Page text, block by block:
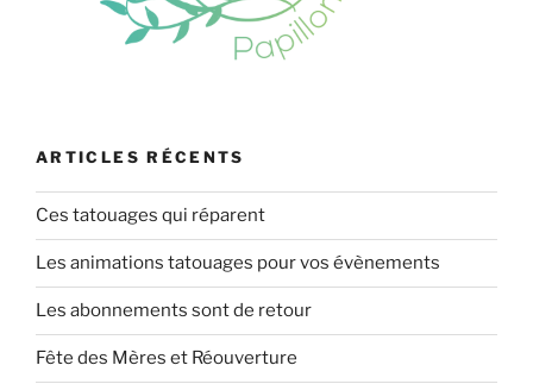
ARTICLES RÉCENTS
Ces tatouages qui réparent
Les animations tatouages pour vos évènements
Les abonnements sont de retour
Fête des Mères et Réouverture